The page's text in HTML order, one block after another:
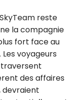
reste
la compagnie
fort face au
voyageurs
traversent
des affaires
devraient